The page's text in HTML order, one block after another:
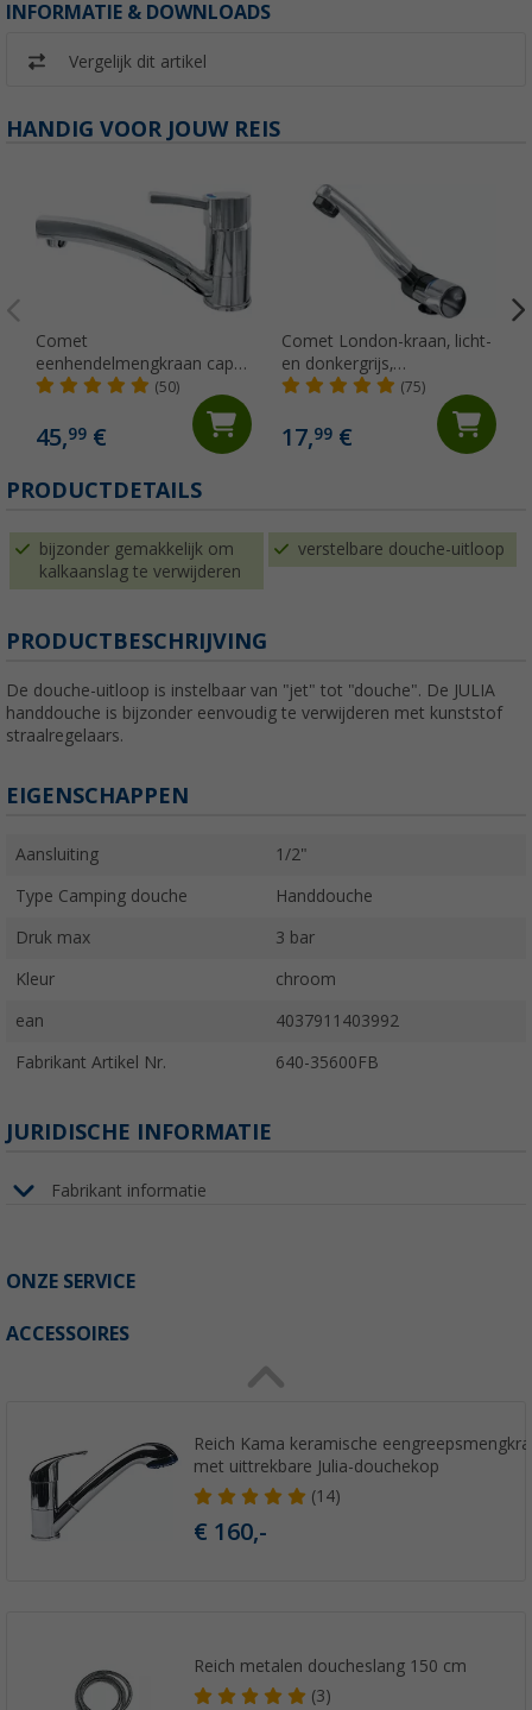
INFORMATIE & DOWNLOADS
Vergelijk dit artikel
HANDIG VOOR JOUW REIS
Comet
eenhendelmengkraan capri
kompakt
(50)
45,99 €
Comet London-kraan, licht-
en donkergrijs,
neerklapbaar met
microschakelaar voor
caravans en campers,
chroom
(75)
17,99€
PRODUCTDETAILS
bijzonder gemakkelijk om
kalkaanslag te verwijderen
verstelbare douche-uitloop
PRODUCTBESCHRIJVING
De douche-uitloop is instelbaar van "jet" tot "douche". De JULIA
handdouche is bijzonder eenvoudig te verwijderen met kunststof
straalregelaars.
EIGENSCHAPPEN
Aansluiting 1/2"
Type Camping douche Handdouche
Druk max 3 bar
Kleur chroom
ean 4037911403992
Fabrikant Artikel Nr. 640-35600FB
JURIDISCHE INFORMATIE
Fabrikant informatie
ONZE SERVICE
ACCESSOIRES
Reich Kama keramische
met uittrekbare Julia-douchekop
(14)
€ 160,-
Reich metalen doucheslang 150 cm
(3)